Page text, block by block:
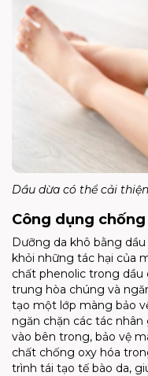
Dầu dừa có thể cải
Công dụng
Dưỡng da khô bằng
khỏi những tác hại của
chất phenolic trong dầu
trung hòa chúng và
tạo một lớp màng bảo
ngăn chặn các tác
vào bên trong, bảo vệ
chất chống oxy hóa
trình tái tạo tế bào da,